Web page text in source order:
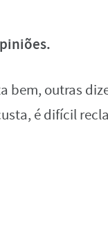
bem, outras
é difícil